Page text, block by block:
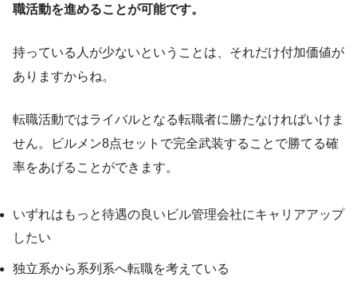
職活動を進めることが可能です。
持っている人が少ないということは、それだけ付加価値が
ありますからね。
転職活動ではライバルとなる転職者に勝たなければいけま
せん。ビルメン8点セットで完全武装することで勝てる確
率をあげることができます。
いずれはもっと待遇の良いビル管理会社にキャリアアップ
したい
独立系から系列系へ転職を考えている